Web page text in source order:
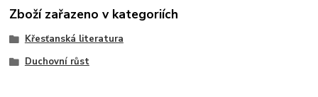
Zboží zařazeno v kategoriích
Křesťanská literatura
Duchovní růst